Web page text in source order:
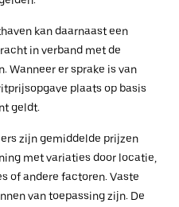
kan daarnaast een
in verband met de
Wanneer er sprake is van
plaats op basis
geldt.
zijn gemiddelde prijzen
met variaties door locatie,
of andere factoren. Vaste
van toepassing zijn. De